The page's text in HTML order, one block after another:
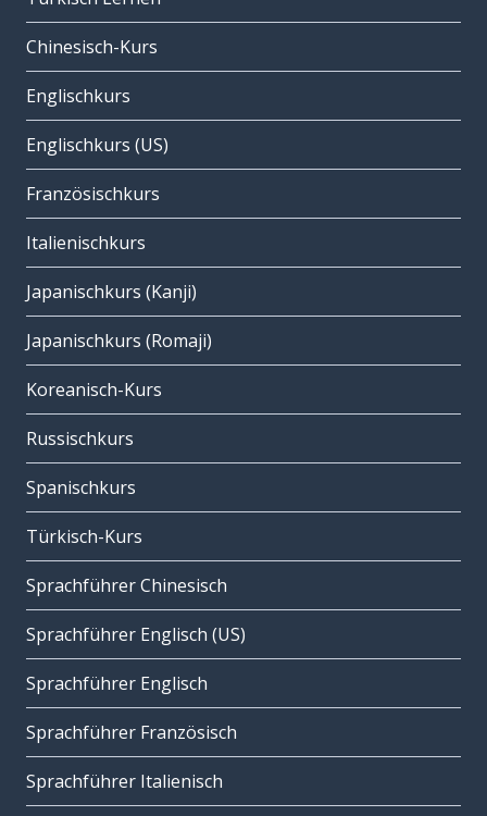
Chinesisch-Kurs
Englischkurs
Englischkurs (US)
Französischkurs
Italienischkurs
Japanischkurs (Kanji)
Japanischkurs (Romaji)
Koreanisch-Kurs
Russischkurs
Spanischkurs
Türkisch-Kurs
Sprachführer Chinesisch
Sprachführer Englisch (US)
Sprachführer Englisch
Sprachführer Französisch
Sprachführer Italienisch